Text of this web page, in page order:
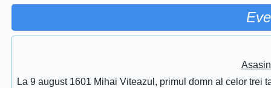
La 9 august 1601 Mihai Viteazul, primul domn al celor trei